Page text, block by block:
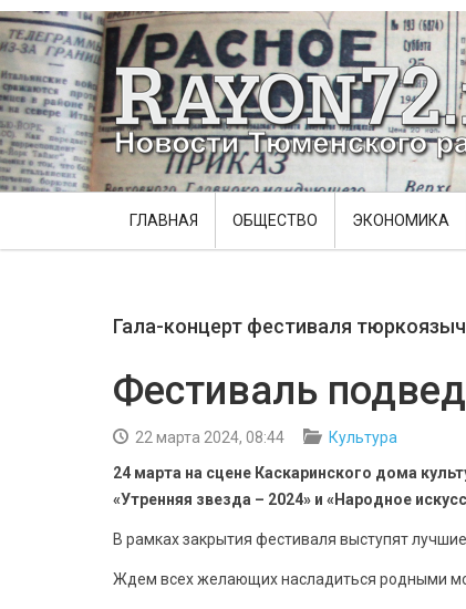
ГЛАВНАЯ ОБЩЕСТВО ЭКОНОМИКА
Гала-концерт фестиваля
Фестиваль
22 марта 2024, 08:44
Культура
24 марта на сцене Каскаринского дома
«Утренняя звезда – 2024» и «Народное
В рамках закрытия фестиваля выступят
Ждем всех желающих насладиться родными